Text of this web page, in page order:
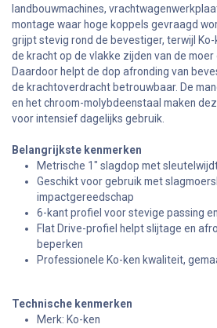
landbouwmachines,
montage waar hoge koppels gevraagd
grijpt stevig rond de bevestiger, terwijl Ko-
de kracht op de vlakke zijden van de
Daardoor helpt de dop afronding van
de krachtoverdracht betrouwbaar. De
en het chroom-molybdeenstaal maken
voor intensief dagelijks gebruik.
Belangrijkste kenmerken
Metrische 1" slagdop met
Geschikt voor gebruik met
impactgereedschap
6-kant profiel voor stevige passing
Flat Drive-profiel helpt slijtage en
beperken
Professionele Ko-ken kwaliteit,
Technische kenmerken
Merk: Ko-ken